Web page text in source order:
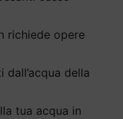
richiede opere
della
tua acqua in